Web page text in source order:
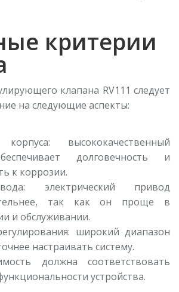
критерии
клапана RV111 следует
на следующие аспекты:
высококачественный
долговечность и
к коррозии.
электрический привод
так как он проще в
и обслуживании.
широкий диапазон
настраивать систему.
должна соответствовать
устройства.